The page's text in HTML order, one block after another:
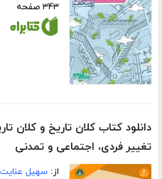
۳۴۳ صفحه
دانلود کتاب کلان تاریخ و کلان
تغییر فردی، اجتماعی و تمدنی
از:سهیل عنایت